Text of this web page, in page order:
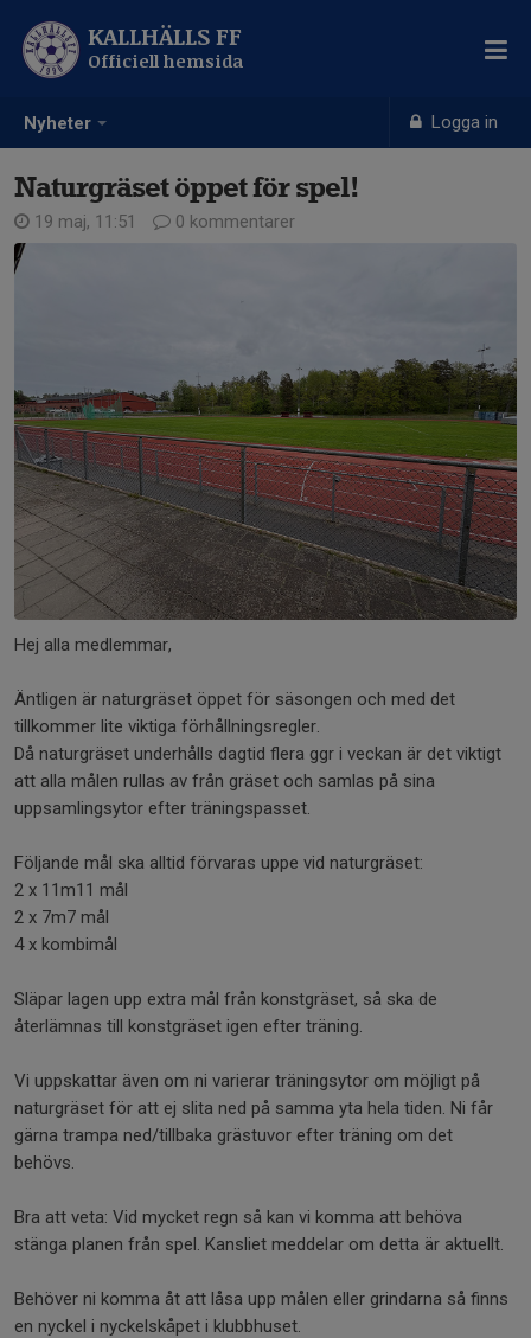
Nyheter Logga in
KALLHÄLLS FF
Officiell hemsida
Naturgräset öppet för spel!
19 maj, 11:51 0 kommentarer
Hej alla medlemmar,
Äntligen är naturgräset öppet för säsongen och med det
tillkommer lite viktiga förhållningsregler.
Då naturgräset underhålls dagtid flera ggr i veckan är det viktigt
att alla målen rullas av från gräset och samlas på sina
uppsamlingsytor efter träningspasset.
Följande mål ska alltid förvaras uppe vid naturgräset:
2 x 11m11 mål
2 x 7m7 mål
4 x kombimål
Släpar lagen upp extra mål från konstgräset, så ska de
återlämnas till konstgräset igen efter träning.
Vi uppskattar även om ni varierar träningsytor om möjligt på
naturgräset för att ej slita ned på samma yta hela tiden. Ni får
gärna trampa ned/tillbaka grästuvor efter träning om det
behövs.
Bra att veta: Vid mycket regn så kan vi komma att behöva
stänga planen från spel. Kansliet meddelar om detta är aktuellt.
Behöver ni komma åt att låsa upp målen eller grindarna så finns
en nyckel i nyckelskåpet i klubbhuset.